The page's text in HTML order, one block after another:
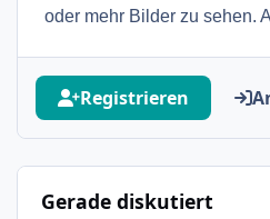
oder mehr Bilder zu sehen.
Registrieren
Gerade diskutiert